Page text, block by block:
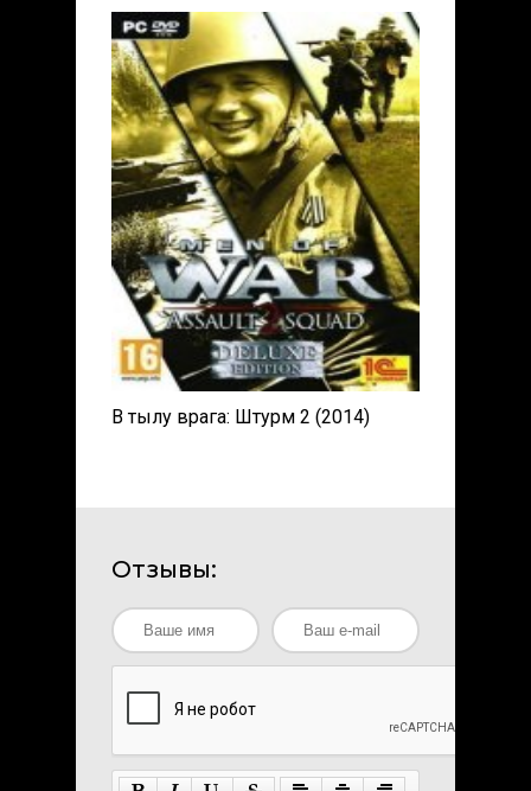
В тылу врага: Штурм 2 (2014)
Отзывы: